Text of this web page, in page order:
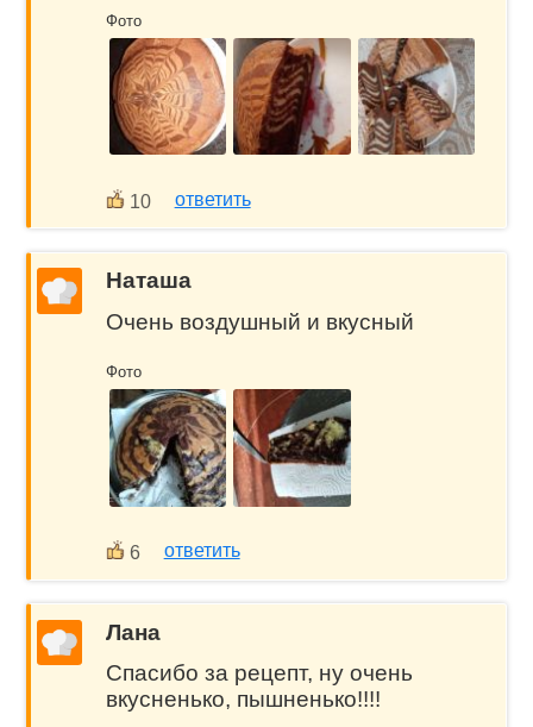
Фото
10 ответить
Наташа
Очень воздушный и вкусный
Фото
6 ответить
Лана
Спасибо за рецепт, ну очень
вкусненько, пышненько!!!!